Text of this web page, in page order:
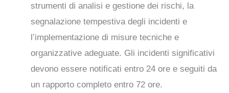
strumenti di analisi e gestione dei rischi, la
segnalazione tempestiva degli incidenti e
l’implementazione di misure tecniche e
organizzative adeguate. Gli incidenti significativi
devono essere notificati entro 24 ore e seguiti da
un rapporto completo entro 72 ore.